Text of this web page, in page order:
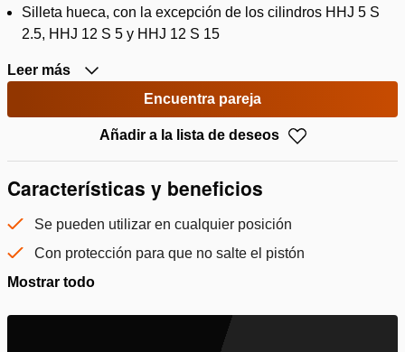
Silleta hueca, con la excepción de los cilindros HHJ 5 S
2.5, HHJ 12 S 5 y HHJ 12 S 15
Leer más
Encuentra pareja
Añadir a la lista de deseos
Características y beneficios
Se pueden utilizar en cualquier posición
Con protección para que no salte el pistón
Mostrar todo